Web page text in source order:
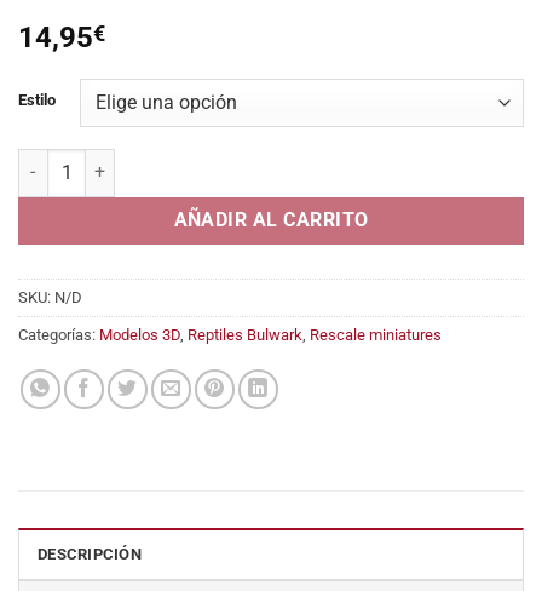
14,95€
Estilo
Lizardmen Mounted cantidad
AÑADIR AL CARRITO
SKU: N/D
Categorías: Modelos 3D, Reptiles Bulwark, Rescale miniatures
DESCRIPCIÓN